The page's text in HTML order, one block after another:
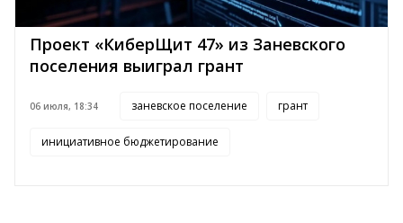
Проект «КиберЩит 47» из Заневского
поселения выиграл грант
06 июля, 18:34 заневское поселение грант
инициативное бюджетирование